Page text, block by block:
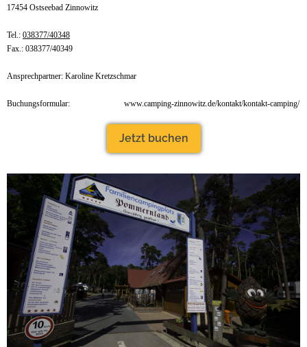
17454 Ostseebad Zinnowitz
Tel.: 038377/40348
Fax.: 038377/40349
Ansprechpartner: Karoline Kretzschmar
Buchungsformular: www.camping-zinnowitz.de/kontakt/kontakt-camping/
Jetzt buchen